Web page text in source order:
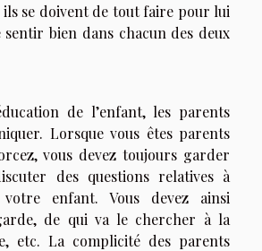
ils se doivent de tout faire pour lui
bien dans chacun des deux
de l’enfant, les parents
Lorsque vous êtes parents
vous devez toujours garder
des questions relatives à
votre enfant. Vous devez ainsi
de qui va le chercher à la
etc. La complicité des parents